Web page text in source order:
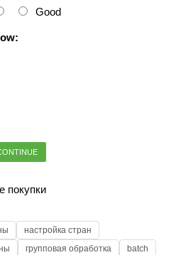
Good
покупки
настройка стран
групповая обработка
batch